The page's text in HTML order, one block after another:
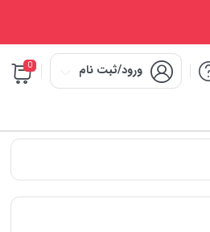
ورود/ثبت نام 0